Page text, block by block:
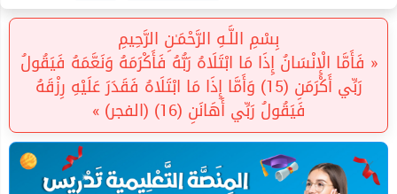
بِسْمِ اللَّـهِ الرَّحْمَـٰنِ الرَّحِيمِ
« فَأَمَّا الْإِنْسَانُ إِذَا مَا ابْتَلَاهُ رَبُّهُ فَأَكْرَمَهُ وَنَعَّمَهُ فَيَقُولُ
رَبِّي أَكْرَمَنِ (15) وَأَمَّا إِذَا مَا ابْتَلَاهُ فَقَدَرَ عَلَيْهِ رِزْقَهُ
فَيَقُولُ رَبِّي أَهَانَنِ (16) (الفجر) »